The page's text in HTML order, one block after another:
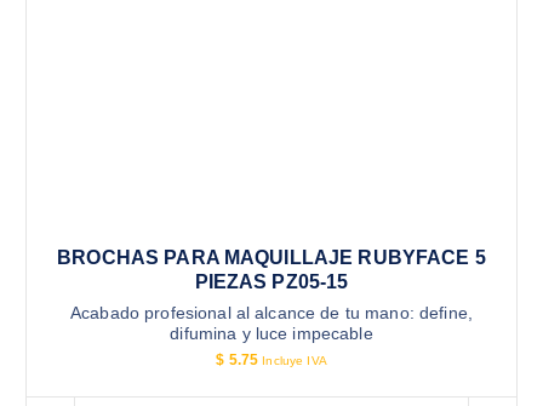
BROCHAS PARA MAQUILLAJE RUBYFACE 5
PIEZAS PZ05-15
Acabado profesional al alcance de tu mano: define,
difumina y luce impecable
$ 5.75 Incluye IVA